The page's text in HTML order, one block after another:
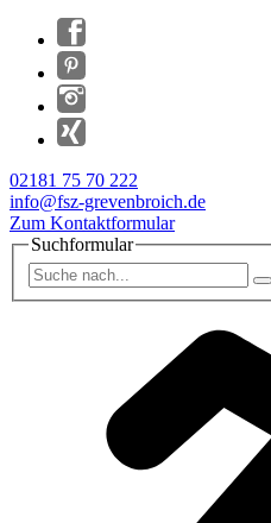
02181 75 70 222
info@fsz-grevenbroich.de
Zum Kontaktformular
Suchformular